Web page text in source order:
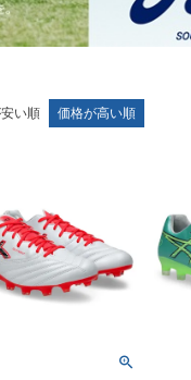
｜ガビック
｜モルテン
｜デスポルチ
｜ゴレアドール
｜スージョ
い順 価格が高い順